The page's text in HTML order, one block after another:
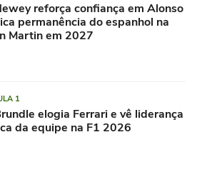
reforça confiança em Alonso
permanência do espanhol na
Martin em 2027
1
elogia Ferrari e vê liderança
da equipe na F1 2026